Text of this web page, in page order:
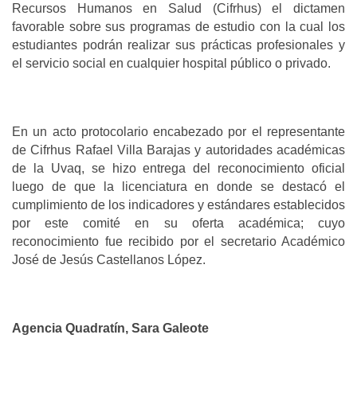
Recursos Humanos en Salud (Cifrhus) el dictamen
favorable sobre sus programas de estudio con la cual los
estudiantes podrán realizar sus prácticas profesionales y
el servicio social en cualquier hospital público o privado.
En un acto protocolario encabezado por el representante
de Cifrhus Rafael Villa Barajas y autoridades académicas
de la Uvaq, se hizo entrega del reconocimiento oficial
luego de que la licenciatura en donde se destacó el
cumplimiento de los indicadores y estándares establecidos
por este comité en su oferta académica; cuyo
reconocimiento fue recibido por el secretario Académico
José de Jesús Castellanos López.
Agencia Quadratín, Sara Galeote